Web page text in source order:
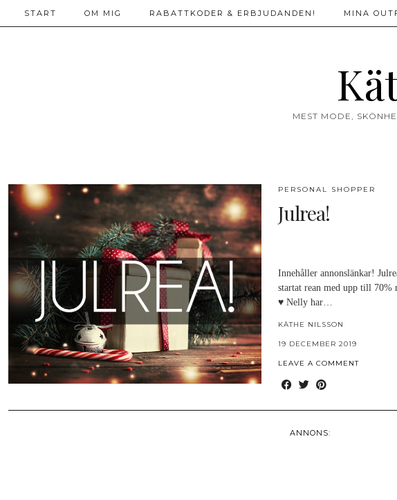
MEST MODE,
START OM MIG RABATTKODER & ERBJUDANDEN! MINA
PERSONAL SHOPPER
Julrea!
Innehåller annonslänkar!
startat rean med upp till 70%
♥ Nelly har…
KÄTHE NILSSON
19 DECEMBER 2019
LEAVE A COMMENT
ANNONS: